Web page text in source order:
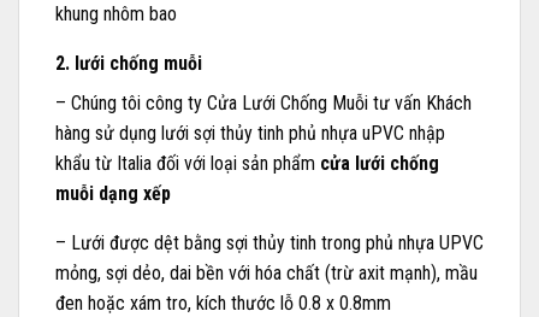
khung nhôm bao
2. lưới chống muỗi
– Chúng tôi công ty Cửa Lưới Chống Muỗi tư vấn Khách
hàng sử dụng lưới sợi thủy tinh phủ nhựa uPVC nhập
khẩu từ Italia đối với loại sản phẩm cửa lưới chống
muỗi dạng xếp
– Lưới được dệt bằng sợi thủy tinh trong phủ nhựa UPVC
mỏng, sợi dẻo, dai bền với hóa chất (trừ axit mạnh), mầu
đen hoặc xám tro, kích thước lỗ 0.8 x 0.8mm